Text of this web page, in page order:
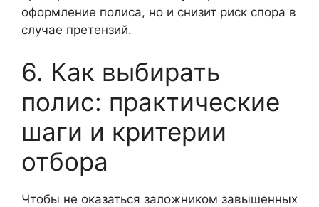
оформление полиса, но и снизит риск спора в
случае претензий.
6. Как выбирать
полис: практические
шаги и критерии
отбора
Чтобы не оказаться заложником завышенных